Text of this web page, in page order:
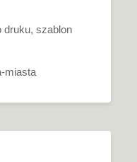
druku, szablon
miasta